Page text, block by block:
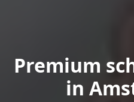
Premium
in